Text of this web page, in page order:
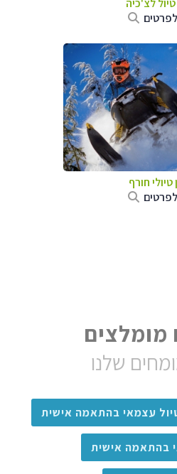
טיול לצ'כיה
טיולי חורף
מומלצים
שלנו
עצמאי בהתאמה אישית
בהתאמה אישית